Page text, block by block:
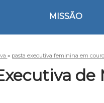
MISSÃO
» pasta executiva feminina em couro
de